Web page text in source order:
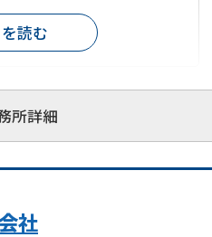
所詳細
面談可能
レスポンスが早い
の買取可
読む
社